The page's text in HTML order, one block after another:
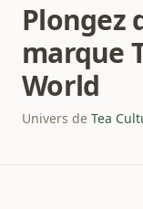
Plongez
marque
World
Univers de Tea